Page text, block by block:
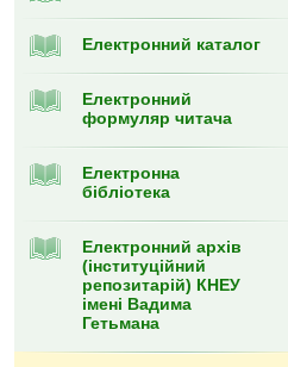
Електронний каталог
Електронний
формуляр читача
Eлектронна
бібліотека
Електронний архів
(інституційний
репозитарій) КНЕУ
імені Вадима
Гетьмана